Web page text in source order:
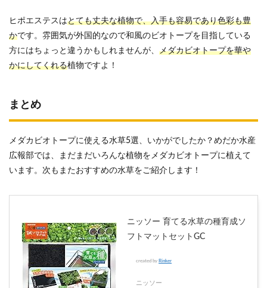
ヒポエステスはとても丈夫な植物で、入手も容易であり色彩も豊
かです。雰囲気が外国的なので和風のビオトープを目指している
方にはちょっと違うかもしれませんが、 メダカビオトープを華や
かにしてくれる植物ですよ！
まとめ
メダカビオトープに使える水草5選、いかがでしたか？めだか水産
広報部では、まだまだいろんな植物をメダカビオトープに植えて
います。次もまたおすすめの水草をご紹介します！
ニッソー 育てる水草の種育成ソ
フトマットセットGC
created by Rinker
ニッソー